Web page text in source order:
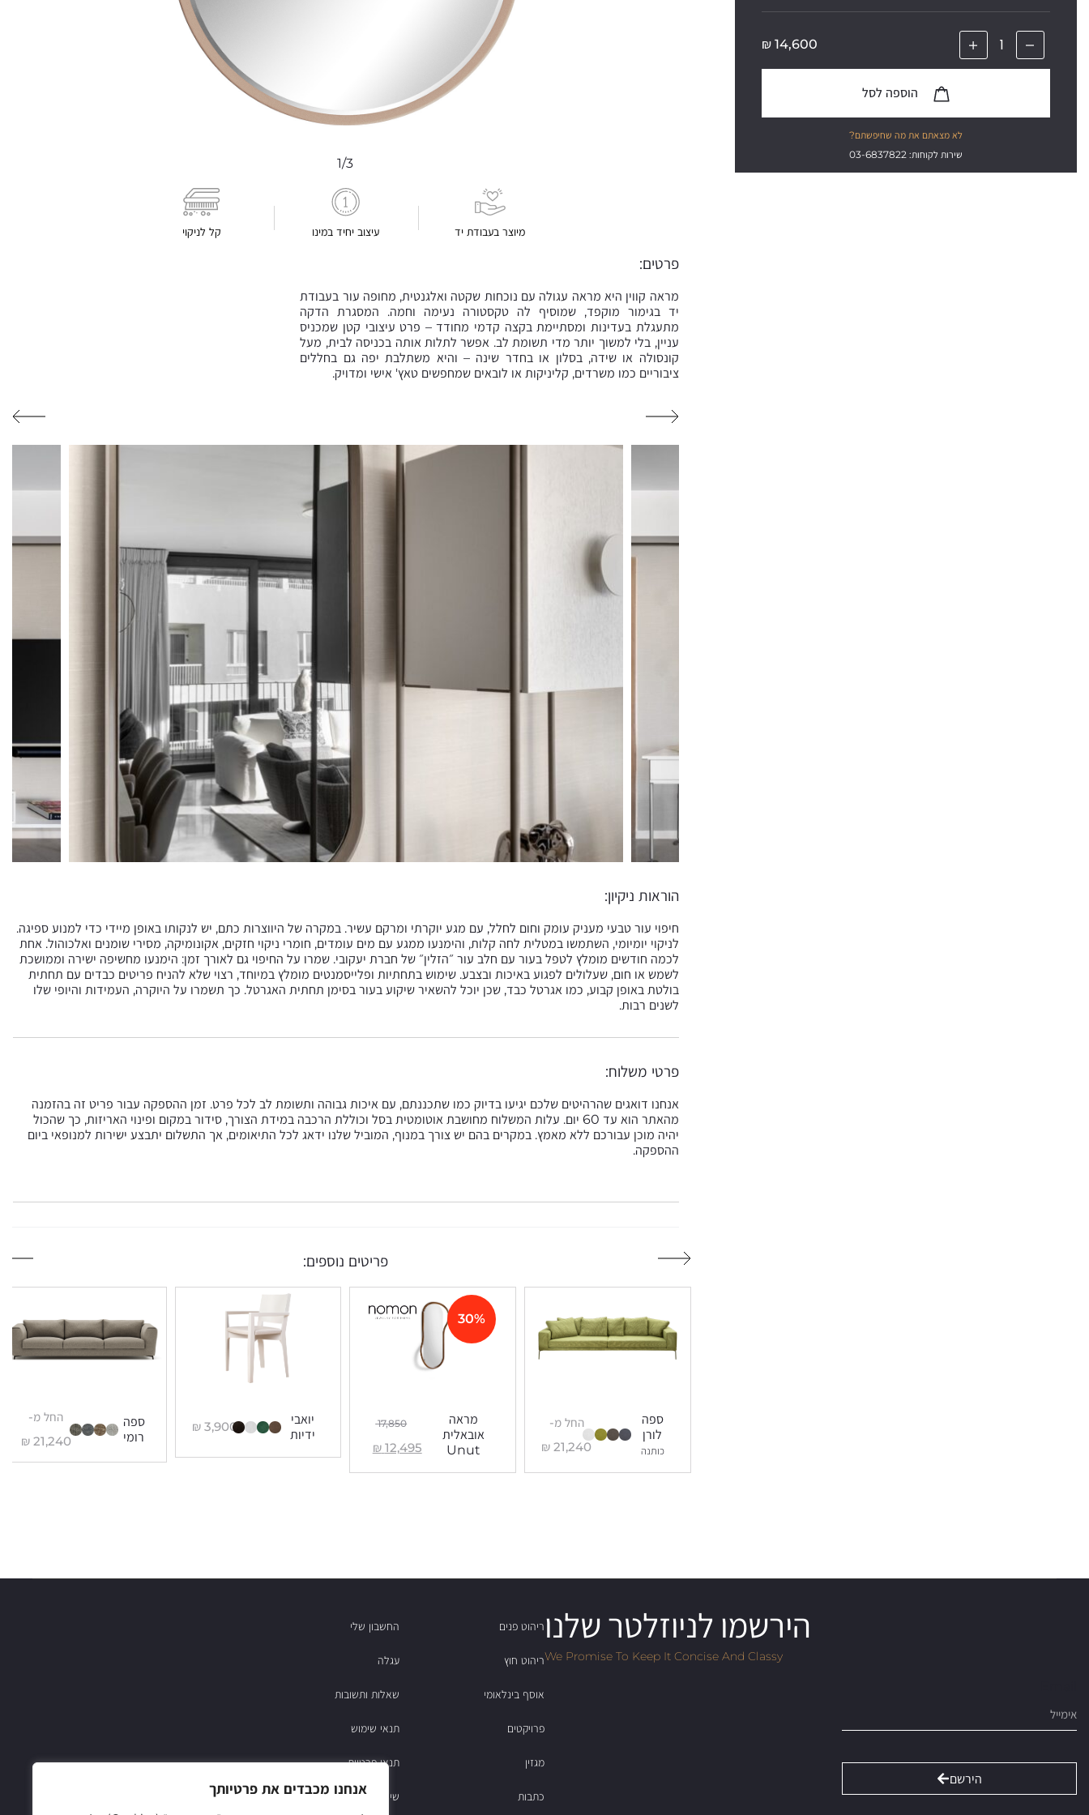
אנחנו מכבדים את פרטיותך
1/3
מיוצר בעבודת יד עיצוב יחיד במינו קל לניקוי
פרטים:
מראה קווין היא מראה עגולה עם נוכחות שקטה ואלגנטית, מחופה עור בעבודת
יד בגימור מוקפד, שמוסיף לה טקסטורה נעימה וחמה. המסגרת הדקה
מתעגלת בעדינות ומסתיימת בקצה קדמי מחודד – פרט עיצובי קטן שמכניס
עניין, בלי למשוך יותר מדי תשומת לב. אפשר לתלות אותה בכניסה לבית, מעל
קונסולה או שידה, בסלון או בחדר שינה – והיא משתלבת יפה גם בחללים
ציבוריים כמו משרדים, קליניקות או לובאים שמחפשים טאץ' אישי ומדויק.
הוראות ניקיון:
חיפוי עור טבעי מעניק עומק וחום לחלל, עם מגע יוקרתי ומרקם עשיר. במקרה של היווצרות כתם, יש לנקותו באופן מיידי כדי למנוע ספיגה.
לניקוי יומיומי, השתמשו במטלית לחה קלות, והימנעו ממגע עם מים עומדים, חומרי ניקוי חזקים, אקונומיקה, מסירי שומנים ואלכוהול. אחת
לכמה חודשים מומלץ לטפל בעור עם חלב עור ״הזלין״ של חברת יעקובי. שמרו על החיפוי גם לאורך זמן: הימנעו מחשיפה ישירה וממושכת
לשמש או חום, שעלולים לפגוע באיכות ובצבע. שימוש בתחתיות ופלייסמנטים מומלץ במיוחד, רצוי שלא להניח פריטים כבדים עם תחתית
בולטת באופן קבוע, כמו אגרטל כבד, שכן יוכל להשאיר שיקוע בעור בסימן תחתית האגרטל. כך תשמרו על היוקרה, העמידות והיופי שלו
לשנים רבות.
פרטי משלוח:
אנחנו דואגים שהרהיטים שלכם יגיעו בדיוק כמו שתכננתם, עם איכות גבוהה ותשומת לב לכל פרט. זמן ההספקה עבור פריט זה בהזמנה
מהאתר הוא עד 60 יום. עלות המשלוח מחושבת אוטומטית בסל וכוללת הרכבה במידת הצורך, סידור במקום ופינוי האריזות, כך שהכול
יהיה מוכן עבורכם ללא מאמץ. במקרים בהם יש צורך במנוף, המוביל שלנו ידאג לכל התיאומים, אך התשלום יתבצע ישירות למנופאי ביום
ההספקה.
פריטים נוספים:
ספה
לורן
כותנה
החל מ-
21,240
₪
מראה
אובאלית
Unut
30%
17,850
12,495
₪
יואבי
ידיות
3,900
₪
ספה
רומי
החל מ-
21,240
₪
14,600
₪
לא מצאתם את מה שחיפשתם?
שירות לקוחות: 03-6837822
הירשמו לניוזלטר שלנו
We Promise To Keep It Concise And Classy
הירשם
ריהוט פנים
ריהוט חוץ
אוסף בינלאומי
פרויקטים
מגזין
כתבות
החשבון שלי
עגלה
שאלות ותשובות
תנאי שימוש
תנאי פרטיות
שירות לקוחות: 03-6837822